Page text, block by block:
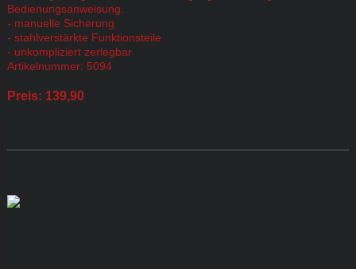
Bedienungsanweisung.
- manuelle Sicherung
- stahlverstärkte Funktionsteile
- unkompliziert zerlegbar
Artikelnummer: 5094
Preis: 139,90